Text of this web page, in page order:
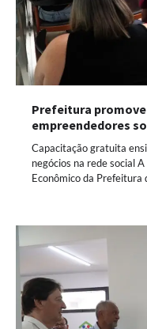
Prefeitura
empreendedores
Capacitação gratuita
negócios na rede social
Econômico da Prefeitura